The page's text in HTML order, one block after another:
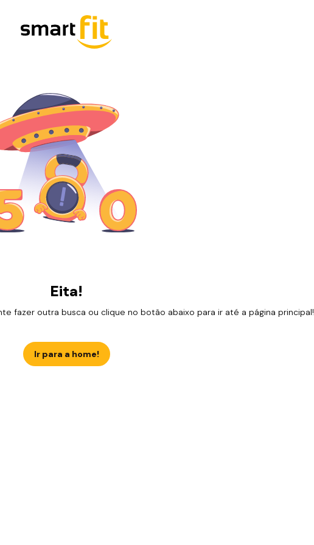
Eita!
fazer outra busca ou clique no botão abaixo para ir até a página principal!
Ir para a home!